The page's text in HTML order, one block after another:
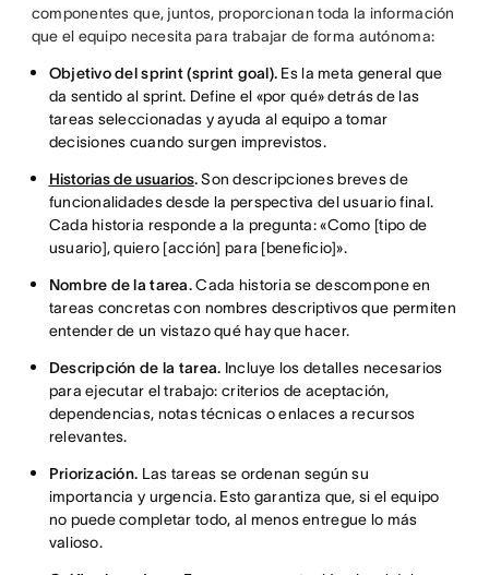
componentes que, juntos, proporcionan toda la información
que el equipo necesita para trabajar de forma autónoma:
Objetivo del sprint (sprint goal). Es la meta general que
da sentido al sprint. Define el «por qué» detrás de las
tareas seleccionadas y ayuda al equipo a tomar
decisiones cuando surgen imprevistos.
Historias de usuarios.Son descripciones breves de
funcionalidades desde la perspectiva del usuario final.
Cada historia responde a la pregunta: «Como [tipo de
usuario], quiero [acción] para [beneficio]».
Nombre de la tarea.Cada historia se descompone en
tareas concretas con nombres descriptivos que permiten
entender de un vistazo qué hay que hacer.
Descripción de la tarea. Incluye los detalles necesarios
para ejecutar el trabajo: criterios de aceptación,
dependencias, notas técnicas o enlaces a recursos
relevantes.
Priorización. Las tareas se ordenan según su
importancia y urgencia. Esto garantiza que, si el equipo
no puede completar todo, al menos entregue lo más
valioso.